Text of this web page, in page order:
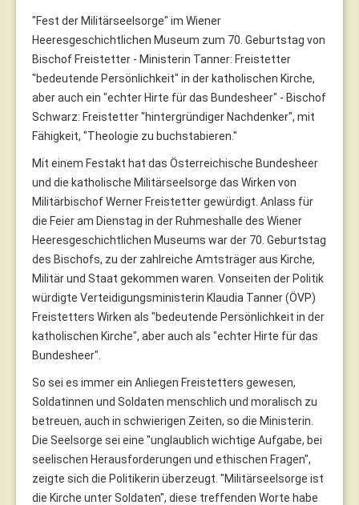
"Fest der Militärseelsorge" im Wiener
Heeresgeschichtlichen Museum zum 70. Geburtstag von
Bischof Freistetter - Ministerin Tanner: Freistetter
"bedeutende Persönlichkeit" in der katholischen Kirche,
aber auch ein "echter Hirte für das Bundesheer" - Bischof
Schwarz: Freistetter "hintergründiger Nachdenker", mit
Fähigkeit, "Theologie zu buchstabieren."
Mit einem Festakt hat das Österreichische Bundesheer
und die katholische Militärseelsorge das Wirken von
Militärbischof Werner Freistetter gewürdigt. Anlass für
die Feier am Dienstag in der Ruhmeshalle des Wiener
Heeresgeschichtlichen Museums war der 70. Geburtstag
des Bischofs, zu der zahlreiche Amtsträger aus Kirche,
Militär und Staat gekommen waren. Vonseiten der Politik
würdigte Verteidigungsministerin Klaudia Tanner (ÖVP)
Freistetters Wirken als "bedeutende Persönlichkeit in der
katholischen Kirche", aber auch als "echter Hirte für das
Bundesheer".
So sei es immer ein Anliegen Freistetters gewesen,
Soldatinnen und Soldaten menschlich und moralisch zu
betreuen, auch in schwierigen Zeiten, so die Ministerin.
Die Seelsorge sei eine "unglaublich wichtige Aufgabe, bei
seelischen Herausforderungen und ethischen Fragen",
zeigte sich die Politikerin überzeugt. "Militärseelsorge ist
die Kirche unter Soldaten", diese treffenden Worte habe